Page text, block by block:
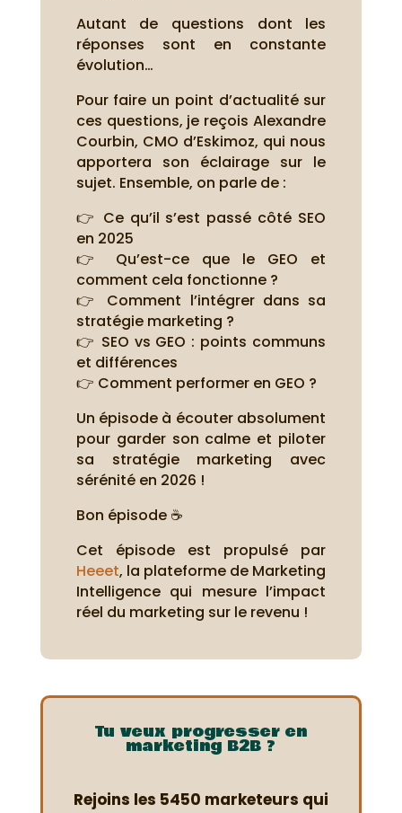
Autant de questions dont les
réponses sont en constante
évolution…
Pour faire un point d’actualité sur
ces questions, je reçois Alexandre
Courbin, CMO d’Eskimoz, qui nous
apportera son éclairage sur le
sujet. Ensemble, on parle de :
👉 Ce qu’il s’est passé côté SEO
en 2025
👉 Qu’est-ce que le GEO et
comment cela fonctionne ?
👉 Comment l’intégrer dans sa
stratégie marketing ?
👉 SEO vs GEO : points communs
et différences
👉 Comment performer en GEO ?
Un épisode à écouter absolument
pour garder son calme et piloter
sa stratégie marketing avec
sérénité en 2026 !
Bon épisode ☕
Cet épisode est propulsé par
Heeet, la plateforme de Marketing
Intelligence qui mesure l’impact
réel du marketing sur le revenu !
Tu veux progresser en
marketing B2B ?
Rejoins les 5450 marketeurs qui